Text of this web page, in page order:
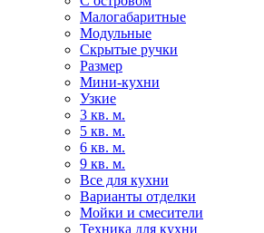
Малогабаритные
Модульные
Скрытые ручки
Размер
Мини-кухни
Узкие
3 кв. м.
5 кв. м.
6 кв. м.
9 кв. м.
Все для кухни
Варианты отделки
Мойки и смесители
Техника для кухни